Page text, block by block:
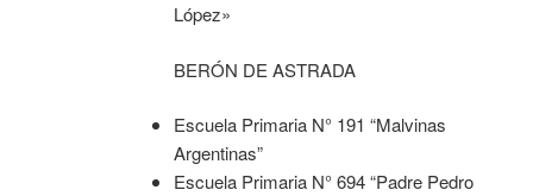
López»
BERÓN DE ASTRADA
Escuela Primaria N° 191 “Malvinas
Argentinas”
Escuela Primaria N° 694 “Padre Pedro